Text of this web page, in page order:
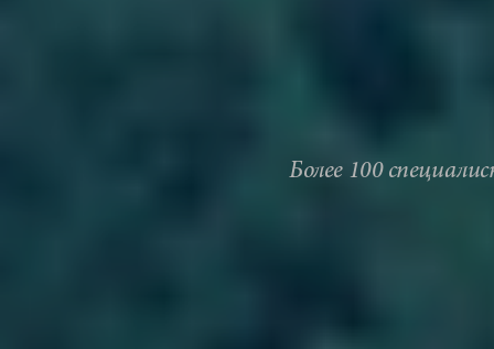
Более 100